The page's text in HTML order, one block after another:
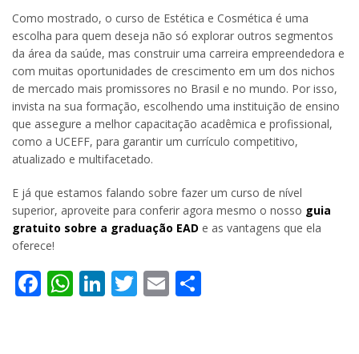
Como mostrado, o curso de Estética e Cosmética é uma
escolha para quem deseja não só explorar outros segmentos
da área da saúde, mas construir uma carreira empreendedora e
com muitas oportunidades de crescimento em um dos nichos
de mercado mais promissores no Brasil e no mundo. Por isso,
invista na sua formação, escolhendo uma instituição de ensino
que assegure a melhor capacitação acadêmica e profissional,
como a UCEFF, para garantir um currículo competitivo,
atualizado e multifacetado.
E já que estamos falando sobre fazer um curso de nível
superior, aproveite para conferir agora mesmo o nosso guia
gratuito sobre a graduação EAD e as vantagens que ela
oferece!
Facebook
WhatsApp
LinkedIn
Twitter
Email